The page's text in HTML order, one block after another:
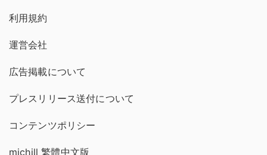
利用規約
運営会社
広告掲載について
プレスリリース送付について
コンテンツポリシー
michill 繁體中文版